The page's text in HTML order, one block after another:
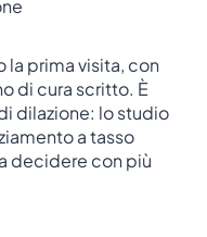
la prima visita, con
di cura scritto. È
dilazione: lo studio
a tasso
decidere con più